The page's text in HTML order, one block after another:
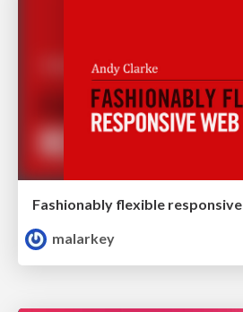
malarkey